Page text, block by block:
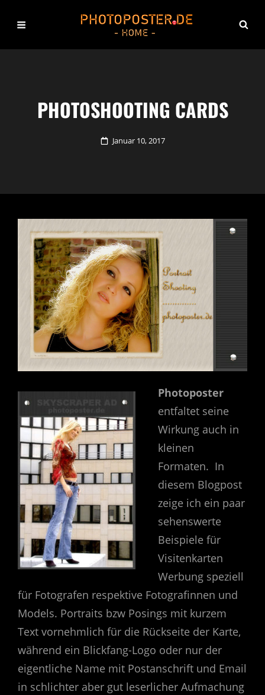
PHOTOSHOOTING CARDS
Posted
Januar 10, 2017
Photoposter
entfaltet seine
Wirkung auch in
kleinen
Formaten. In
diesem Blogpost
zeige ich ein paar
sehenswerte
Beispiele für
Visitenkarten
Werbung speziell
für Fotografen respektive Fotografinnen und
Models. Portraits bzw Posings mit kurzem
Text vornehmlich für die Rückseite der Karte,
während ein Blickfang-Logo oder nur der
eigentliche Name mit Postanschrift und Email
in schlichter aber gut leserlicher Aufmachung